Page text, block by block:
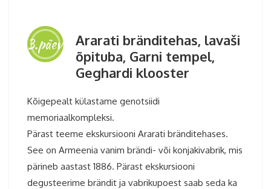
3.päev
Ararati bränditehas, lavaši
õpituba, Garni tempel,
Geghardi klooster
Kõigepealt külastame genotsiidi
memoriaalkompleksi.
Pärast teeme ekskursiooni Ararati bränditehases.
See on Armeenia vanim brändi- või konjakivabrik, mis
pärineb aastast 1886. Pärast ekskursiooni
degusteerime brändit ja vabrikupoest saab seda ka